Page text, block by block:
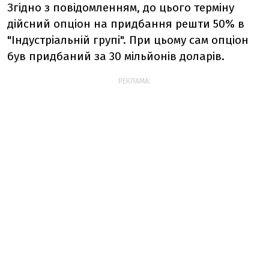
Згідно з повідомленням, до цього терміну
дійсний опціон на придбання решти 50% в
"Індустріальній групі". При цьому сам опціон
був придбаний за 30 мільйонів доларів.
РЕКЛАМА: